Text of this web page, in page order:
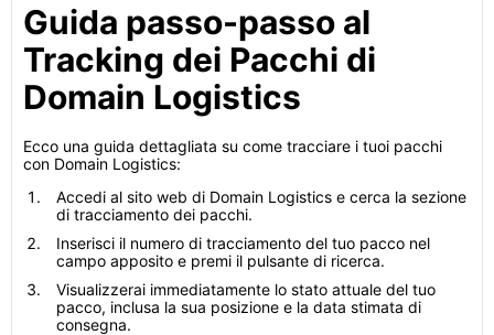
Guida passo-passo al
Tracking dei Pacchi di
Domain Logistics
Ecco una guida dettagliata su come tracciare i tuoi pacchi
con Domain Logistics:
Accedi al sito web di Domain Logistics e cerca la sezione
di tracciamento dei pacchi.
Inserisci il numero di tracciamento del tuo pacco nel
campo apposito e premi il pulsante di ricerca.
Visualizzerai immediatamente lo stato attuale del tuo
pacco, inclusa la sua posizione e la data stimata di
consegna.